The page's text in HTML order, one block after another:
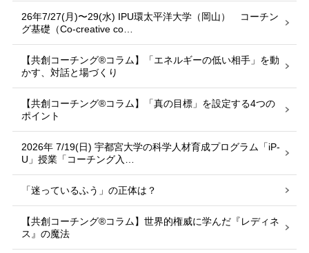
26年7/27(月)〜29(水) IPU環太平洋大学（岡山） コーチン
グ基礎（Co-creative co…
【共創コーチング®︎コラム】「エネルギーの低い相手」を動
かす、対話と場づくり
【共創コーチング®︎コラム】「真の目標」を設定する4つの
ポイント
2026年 7/19(日) 宇都宮大学の科学人材育成プログラム「iP-
U」授業「コーチング入…
「迷っているふう」の正体は？
【共創コーチング®︎コラム】世界的権威に学んだ『レディネ
ス』の魔法